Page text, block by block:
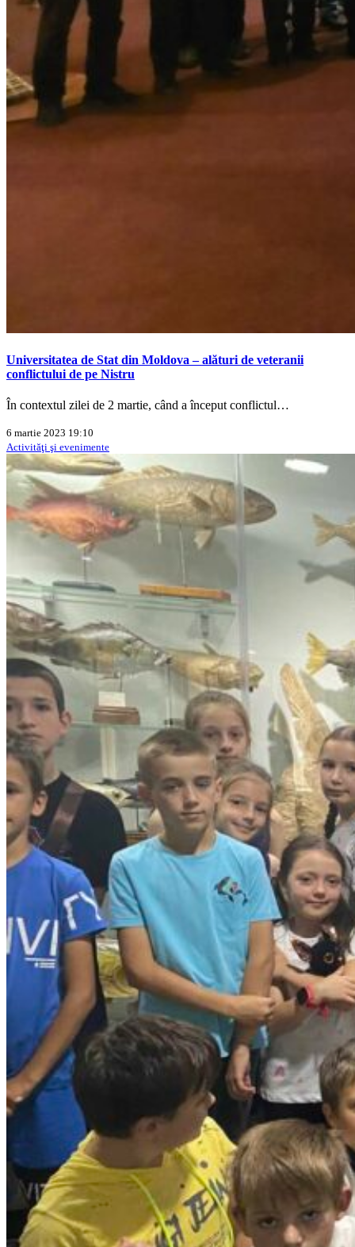
Universitatea de Stat din Moldova – alături de veteranii
conflictului de pe Nistru
În contextul zilei de 2 martie, când a început conflictul…
6 martie 2023 19:10
Activităţi şi evenimente